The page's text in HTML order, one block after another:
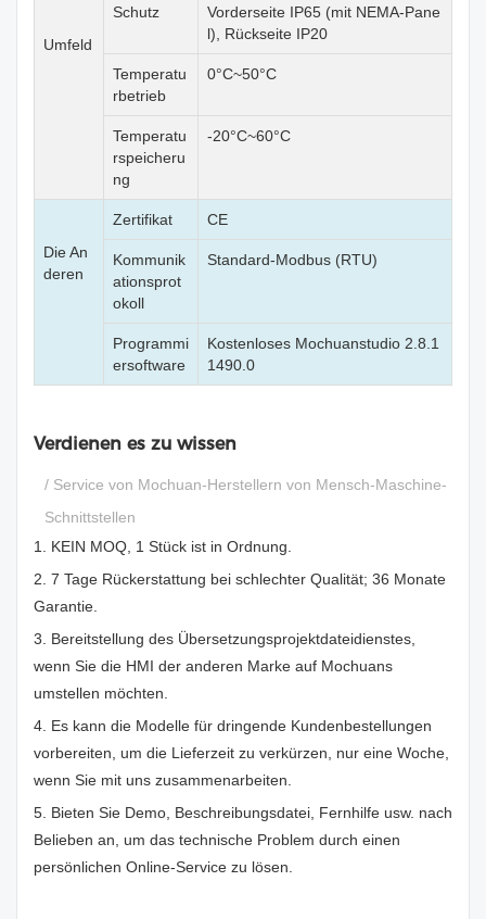
Umfeld
Schutz
Vorderseite IP65 (mit NEMA-Pane
l), Rückseite IP20
Temperatu
rbetrieb
0°C~50°C
Temperatu
rspeicheru
ng
-20°C~60°C
Die An
deren
Zertifikat CE
Kommunik
ationsprot
okoll
Standard-Modbus (RTU)
Programmi
ersoftware
Kostenloses Mochuanstudio 2.8.1
1490.0
Verdienen es zu wissen
/ Service von Mochuan-Herstellern von Mensch-Maschine-
Schnittstellen
1. KEIN MOQ, 1 Stück ist in Ordnung.
2. 7 Tage Rückerstattung bei schlechter Qualität; 36 Monate
Garantie.
3. Bereitstellung des Übersetzungsprojektdateidienstes,
wenn Sie die HMI der anderen Marke auf Mochuans
umstellen möchten.
4. Es kann die Modelle für dringende Kundenbestellungen
vorbereiten, um die Lieferzeit zu verkürzen, nur eine Woche,
wenn Sie mit uns zusammenarbeiten.
5. Bieten Sie Demo, Beschreibungsdatei, Fernhilfe usw. nach
Belieben an, um das technische Problem durch einen
persönlichen Online-Service zu lösen.